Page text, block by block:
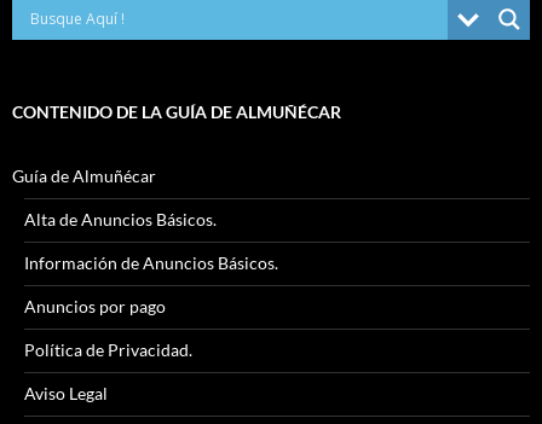
CONTENIDO DE LA GUÍA DE ALMUÑÉCAR
Guía de Almuñécar
Alta de Anuncios Básicos.
Información de Anuncios Básicos.
Anuncios por pago
Política de Privacidad.
Aviso Legal